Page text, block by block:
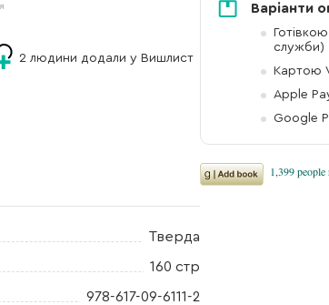
2 людини додали у Вишлист
Тверда
160 стр
978-617-09-6111-2
Варіанти
служби)
Картою
Apple
Google